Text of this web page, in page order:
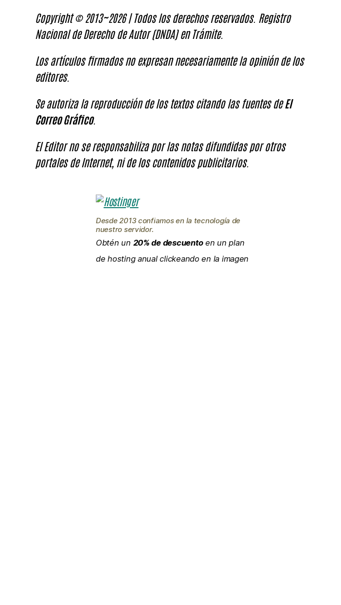
Copyright © 2013~2026 | Todos los derechos reservados. Registro
Nacional de Derecho de Autor (DNDA) en Trámite.
Los artículos firmados no expresan necesariamente la opinión de los
editores.
Se autoriza la reproducción de los textos citando las fuentes deEl
Correo Gráfico.
El Editor no se responsabiliza por las notas difundidas por otros
portales de Internet, ni de los contenidos publicitarios.
Desde 2013 confiamos en la tecnología de
nuestro servidor.
Obtén un 20% de descuentoen un plan
de hosting anual clickeando en la imagen